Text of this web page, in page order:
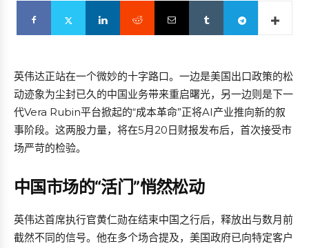
英伟达正站在一个微妙的十字路口。一边是美国出口政策的松
动迹象为尘封已久的中国业务带来重启曙光，另一边则是下一
代Vera Rubin平台掀起的“成本革命”正将AI产业推向新的叙
事阶段。这两股力量，将在5月20日财报发布后，首次接受市
场严苛的检验。
中国市场的“活门”悄然松动
英伟达首席执行官黄仁勋在结束中国之行后，释放出与数月前
截然不同的信号。他在多个场合提及，美国政府已向特定客户